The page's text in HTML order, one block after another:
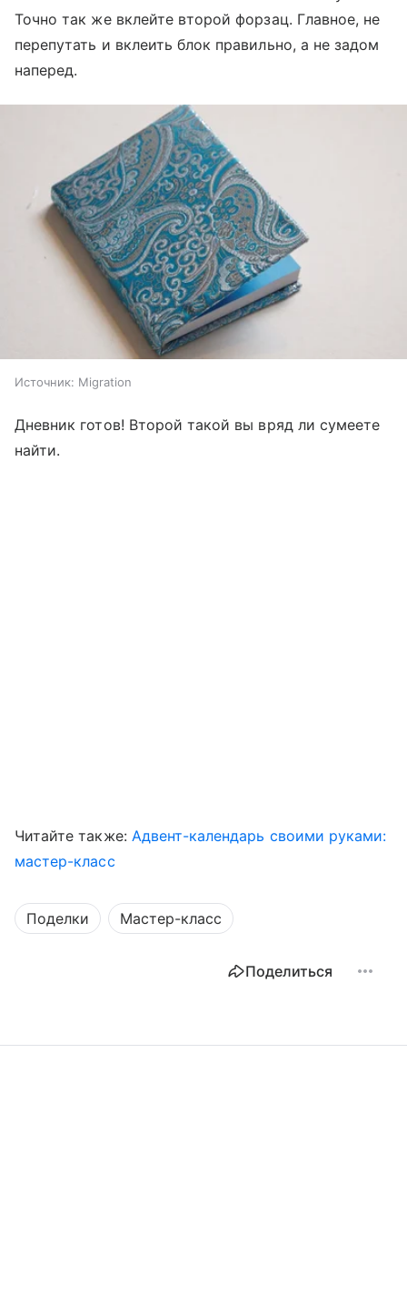
Точно так же вклейте второй форзац. Главное, не
перепутать и вклеить блок правильно, а не задом
наперед.
Источник: Migration
Дневник готов! Второй такой вы вряд ли сумеете
найти.
Читайте также: Адвент-календарь своими руками:
мастер-класс
Поделки Мастер-класс
Поделиться